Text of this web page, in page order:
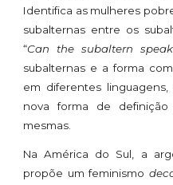
Identifica as mulheres
subalternas entre os
“Can the subaltern
subalternas e a forma
em diferentes
nova forma de
mesmas.
Na América do Sul, a
propõe um feminismo